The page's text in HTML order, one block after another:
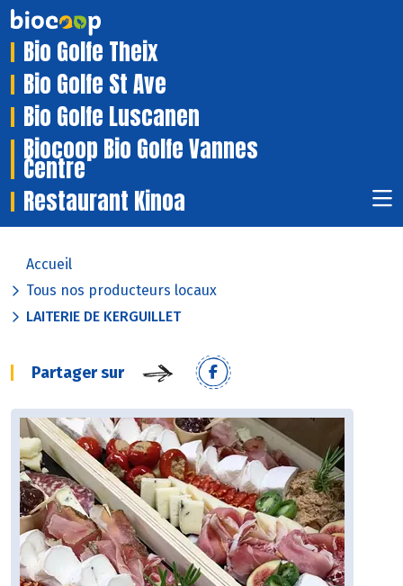
Bio Golfe Theix
Bio Golfe St Ave
Bio Golfe Luscanen
Biocoop Bio Golfe Vannes
Centre
Restaurant Kinoa
Accueil
Tous nos producteurs locaux
LAITERIE DE KERGUILLET
Partager sur